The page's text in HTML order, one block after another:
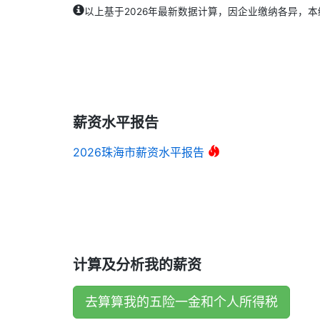
以上基于2026年最新数据计算，因企业缴纳各异，本
薪资水平报告
2026珠海市薪资水平报告
计算及分析我的薪资
去算算我的五险一金和个人所得税